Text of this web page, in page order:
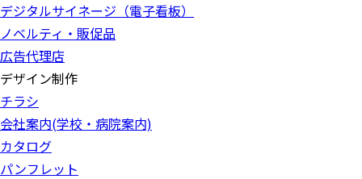
デジタルサイネージ（電子看板）
ノベルティ・販促品
広告代理店
デザイン制作
チラシ
会社案内(学校・病院案内)
カタログ
パンフレット